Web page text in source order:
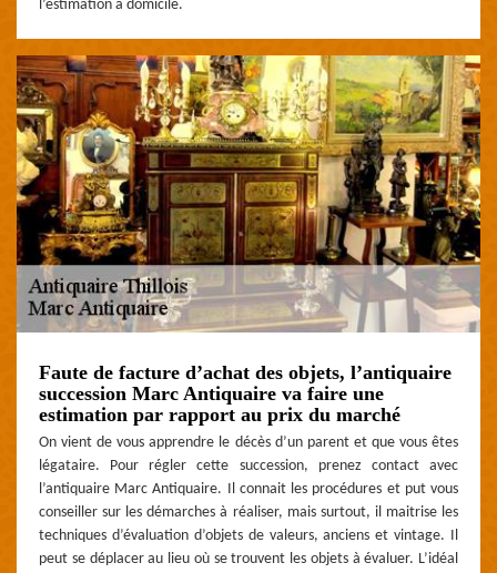
l’estimation à domicile.
Faute de facture d’achat des objets, l’antiquaire
succession Marc Antiquaire va faire une
estimation par rapport au prix du marché
On vient de vous apprendre le décès d’un parent et que vous êtes
légataire. Pour régler cette succession, prenez contact avec
l’antiquaire Marc Antiquaire. Il connait les procédures et put vous
conseiller sur les démarches à réaliser, mais surtout, il maitrise les
techniques d’évaluation d’objets de valeurs, anciens et vintage. Il
peut se déplacer au lieu où se trouvent les objets à évaluer. L’idéal